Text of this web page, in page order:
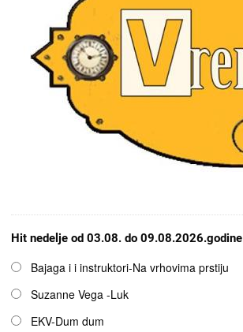
Hit nedelje od 03.08. do 09.08.2026.godine
OpcijeBajaga i i instruktori-Na vrhovima prstiju
Suzanne Vega -Luk
EKV-Dum dum